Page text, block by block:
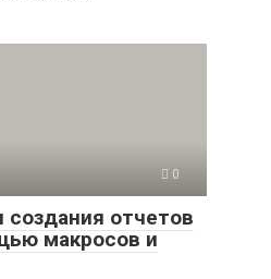
0
создания отчетов
макросов и